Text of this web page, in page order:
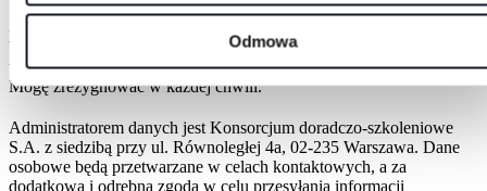
Odmowa
Wyrażam zgodę na otrzymywanie informacji dotyczących
webinarów, szkoleń i rozwoju osobistego na podany adres e-mail.
Mogę zrezygnować w każdej chwili.
Administratorem danych jest Konsorcjum doradczo-szkoleniowe
S.A. z siedzibą przy ul. Równoległej 4a, 02-235 Warszawa. Dane
osobowe będą przetwarzane w celach kontaktowych, a za
dodatkową i odrębną zgodą w celu przesyłania informacji